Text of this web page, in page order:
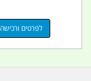
לפרטים ורכישה